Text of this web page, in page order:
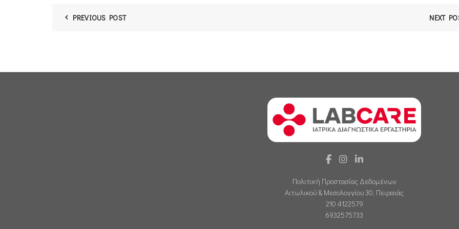
PREVIOUS POST NEXT
Πολιτική Προστασίας Δεδομένων
Αιτωλικού & Μεσολογγίου 30, Πειραιάς
210 4122579
6932575733